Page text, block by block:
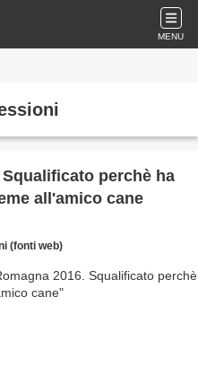
MENU
perchè ha
all'amico cane
(fonti web)